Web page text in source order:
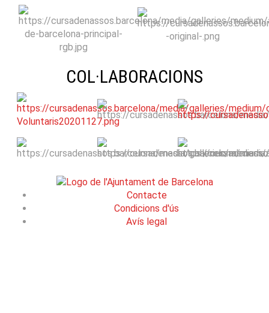
COL·LABORACIONS
Contacte
Condicions d'ús
Avís legal